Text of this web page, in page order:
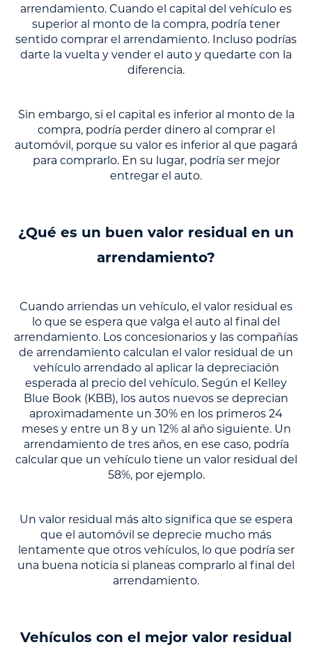
arrendamiento. Cuando el capital del vehículo es
superior al monto de la compra, podría tener
sentido comprar el arrendamiento. Incluso podrías
darte la vuelta y vender el auto y quedarte con la
diferencia.
Sin embargo, si el capital es inferior al monto de la
compra, podría perder dinero al comprar el
automóvil, porque su valor es inferior al que pagará
para comprarlo. En su lugar, podría ser mejor
entregar el auto.
¿Qué es un buen valor residual en un
arrendamiento?
Cuando arriendas un vehículo, el valor residual es
lo que se espera que valga el auto al final del
arrendamiento. Los concesionarios y las compañías
de arrendamiento calculan el valor residual de un
vehículo arrendado al aplicar la depreciación
esperada al precio del vehículo. Según el Kelley
Blue Book (KBB), los autos nuevos se deprecian
aproximadamente un 30% en los primeros 24
meses y entre un 8 y un 12% al año siguiente. Un
arrendamiento de tres años, en ese caso, podría
calcular que un vehículo tiene un valor residual del
58%, por ejemplo.
Un valor residual más alto significa que se espera
que el automóvil se deprecie mucho más
lentamente que otros vehículos, lo que podría ser
una buena noticia si planeas comprarlo al final del
arrendamiento.
Vehículos con el mejor valor residual